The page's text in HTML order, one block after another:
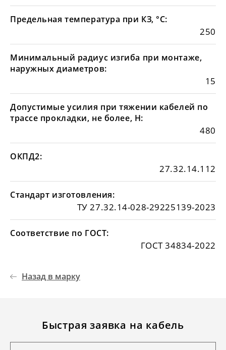
Предельная температура при КЗ, °С:
250
Минимальный радиус изгиба при монтаже,
наружных диаметров:
15
Допустимые усилия при тяжении кабелей по
трассе прокладки, не более, Н:
480
ОКПД2:
27.32.14.112
Стандарт изготовления:
ТУ 27.32.14-028-29225139-2023
Соответствие по ГОСТ:
ГОСТ 34834-2022
Назад в марку
Быстрая заявка на кабель